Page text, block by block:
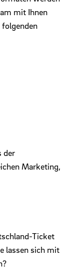
mit Ihnen
folgenden
der
Marketing,
Ticket
lassen sich mit